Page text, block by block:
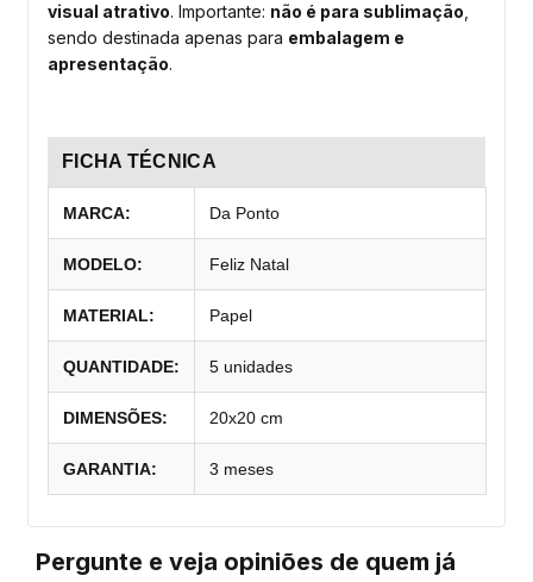
visual atrativo. Importante: não é para sublimação,
sendo destinada apenas para embalagem e
apresentação.
FICHA TÉCNICA
MARCA: Da Ponto
MODELO: Feliz Natal
MATERIAL: Papel
QUANTIDADE: 5 unidades
DIMENSÕES: 20x20 cm
GARANTIA: 3 meses
Pergunte e veja opiniões de quem já